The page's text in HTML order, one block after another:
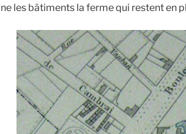
les bâtiments la ferme qui restent en